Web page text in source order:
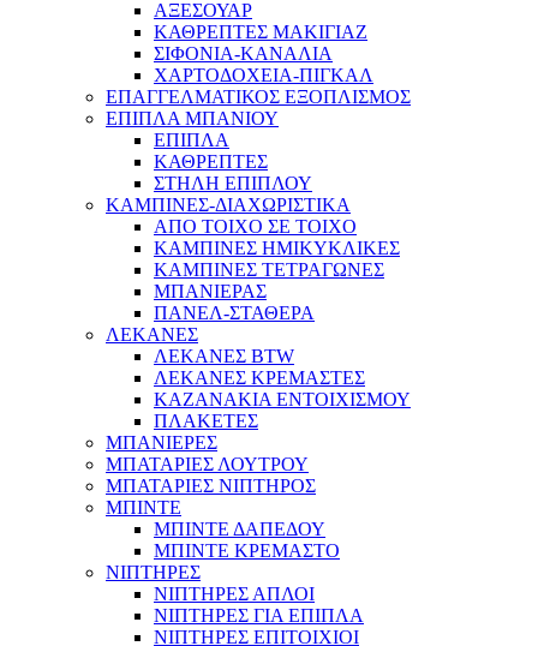
ΑΞΕΣΟΥΑΡ
ΚΑΘΡΕΠΤΕΣ ΜΑΚΙΓΙΑΖ
ΣΙΦΟΝΙΑ-ΚΑΝΑΛΙΑ
ΧΑΡΤΟΔΟΧΕΙΑ-ΠΙΓΚΑΛ
ΕΠΑΓΓΕΛΜΑΤΙΚΟΣ ΕΞΟΠΛΙΣΜΟΣ
ΕΠΙΠΛΑ ΜΠΑΝΙΟΥ
ΕΠΙΠΛΑ
ΚΑΘΡΕΠΤΕΣ
ΣΤΗΛΗ ΕΠΙΠΛΟΥ
ΚΑΜΠΙΝΕΣ-ΔΙΑΧΩΡΙΣΤΙΚΑ
ΑΠΟ ΤΟΙΧΟ ΣΕ ΤΟΙΧΟ
ΚΑΜΠΙΝΕΣ ΗΜΙΚΥΚΛΙΚΕΣ
ΚΑΜΠΙΝΕΣ ΤΕΤΡΑΓΩΝΕΣ
ΜΠΑΝΙΕΡΑΣ
ΠΑΝΕΛ-ΣΤΑΘΕΡΑ
ΛΕΚΑΝΕΣ
ΛΕΚΑΝΕΣ BTW
ΛΕΚΑΝΕΣ ΚΡΕΜΑΣΤΕΣ
ΚΑΖΑΝΑΚΙΑ ΕΝΤΟΙΧΙΣΜΟΥ
ΠΛΑΚΕΤΕΣ
ΜΠΑΝΙΕΡΕΣ
ΜΠΑΤΑΡΙΕΣ ΛΟΥΤΡΟΥ
ΜΠΑΤΑΡΙΕΣ ΝΙΠΤΗΡΟΣ
ΜΠΙΝΤΕ
ΜΠΙΝΤΕ ΔΑΠΕΔΟΥ
ΜΠΙΝΤΕ ΚΡΕΜΑΣΤΟ
ΝΙΠΤΗΡΕΣ
ΝΙΠΤΗΡΕΣ ΑΠΛΟΙ
ΝΙΠΤΗΡΕΣ ΓΙΑ ΕΠΙΠΛΑ
ΝΙΠΤΗΡΕΣ ΕΠΙΤΟΙΧΙΟΙ